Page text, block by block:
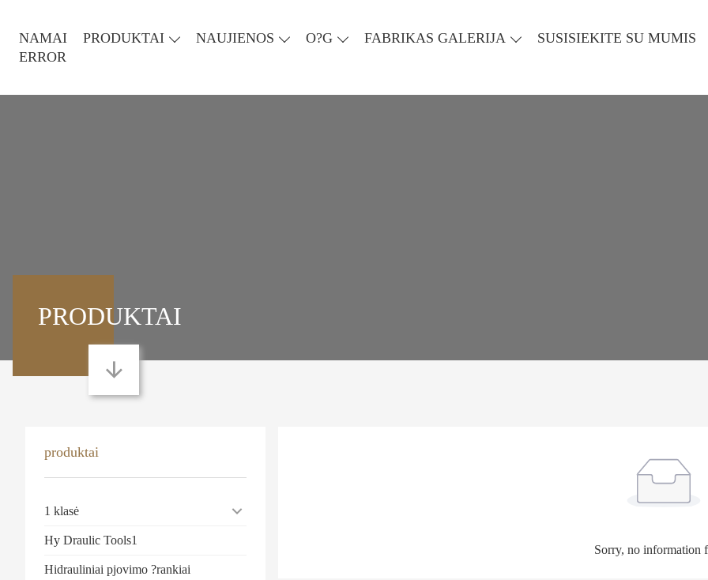
NAMAI PRODUKTAI NAUJIENOS O?G FABRIKAS GALERIJA SUSISIEKITE SU MUMIS
ERROR
PRODUKTAI
produktai
1 klasė
Hy Draulic Tools1
Hidrauliniai pjovimo ?rankiai
Sorry, no information